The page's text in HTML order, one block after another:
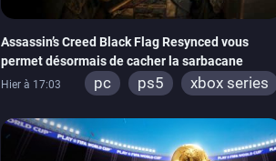
Assassin’s Creed Black Flag Resynced vous
permet désormais de cacher la sarbacane
Hier à 17:03 pc ps5 xbox series